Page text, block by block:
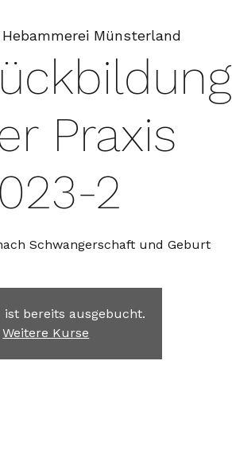
Hebammerei Münsterland
Praxis
2
Schwangerschaft und Geburt
ist bereits ausgebucht.
Weitere Kurse